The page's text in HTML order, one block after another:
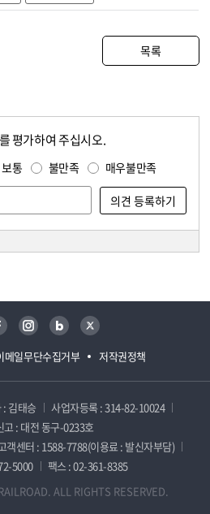
목록
평가하여 주십시오.
보통 불만족 매우불만족
메일무단수집거부 저작권정책
인스타그램 블로그 트위터
: 김태승
사업자등록 : 314-82-10024
고 : 대전 동구-0233호
객센터 : 1588-7788(이용료 : 발신자부담)
5000
팩스 : 02-361-8385
ALL RIGHTS RESERVED.